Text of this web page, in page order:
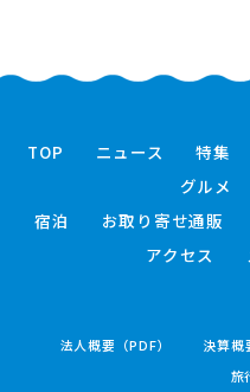
TOP ニュース 特集
グルメ
宿泊
お取り寄せ通販
アクセス
法人概要（PDF） 決算概
旅